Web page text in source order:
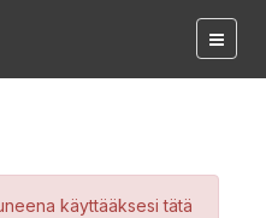
käyttääksesi tätä